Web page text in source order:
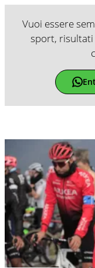
Vuoi essere
sport, risultati